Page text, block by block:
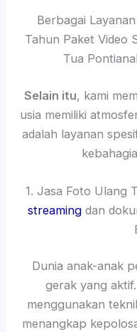
Berbagai
Tahun Paket Video
Tua
Selain itu, kami
usia memiliki
adalah layanan
1. Jasa Foto Ulang
streaming dan
Dunia anak-anak
gerak yang aktif.
menggunakan
menangkap